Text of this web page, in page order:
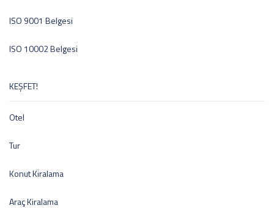
ISO 9001 Belgesi
ISO 10002 Belgesi
KEŞFET!
Otel
Tur
Konut Kiralama
Araç Kiralama